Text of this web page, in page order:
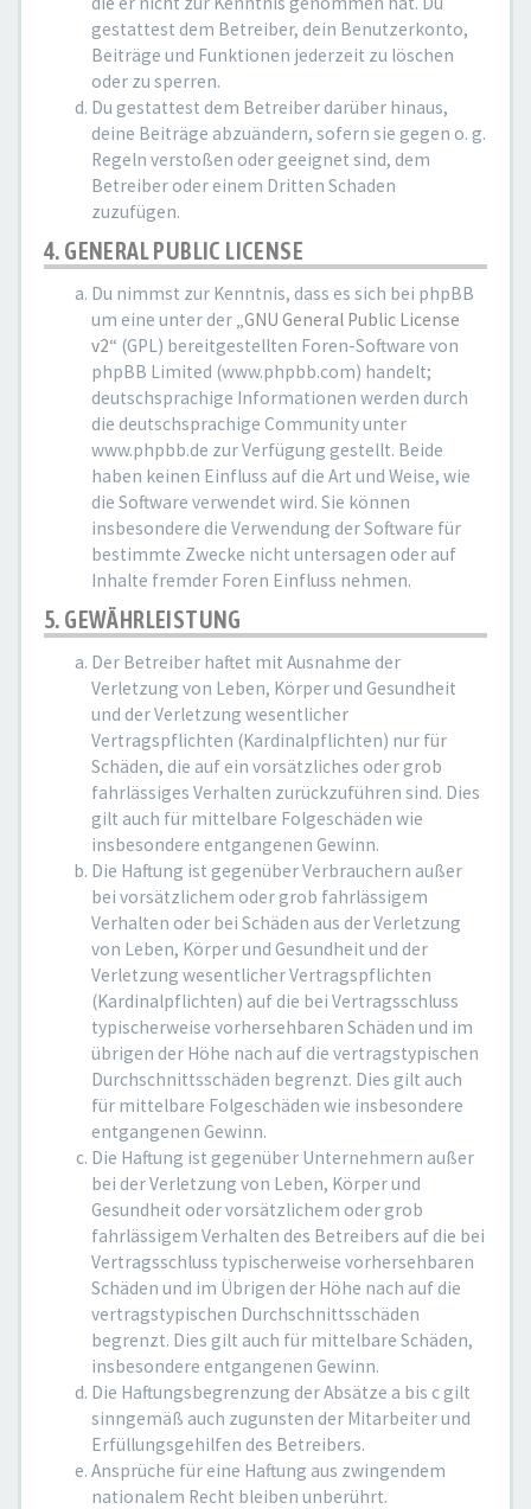
gestattest dem Betreiber, dein Benutzerkonto,
Beiträge und Funktionen jederzeit zu löschen
oder zu sperren.
Du gestattest dem Betreiber darüber hinaus,
deine Beiträge abzuändern, sofern sie gegen o. g.
Regeln verstoßen oder geeignet sind, dem
Betreiber oder einem Dritten Schaden
zuzufügen.
4. GENERAL PUBLIC LICENSE
Du nimmst zur Kenntnis, dass es sich bei phpBB
um eine unter der „GNU General Public License
v2“ (GPL) bereitgestellten Foren-Software von
phpBB Limited (www.phpbb.com) handelt;
deutschsprachige Informationen werden durch
die deutschsprachige Community unter
www.phpbb.de zur Verfügung gestellt. Beide
haben keinen Einfluss auf die Art und Weise, wie
die Software verwendet wird. Sie können
insbesondere die Verwendung der Software für
bestimmte Zwecke nicht untersagen oder auf
Inhalte fremder Foren Einfluss nehmen.
5. GEWÄHRLEISTUNG
Der Betreiber haftet mit Ausnahme der
Verletzung von Leben, Körper und Gesundheit
und der Verletzung wesentlicher
Vertragspflichten (Kardinalpflichten) nur für
Schäden, die auf ein vorsätzliches oder grob
fahrlässiges Verhalten zurückzuführen sind. Dies
gilt auch für mittelbare Folgeschäden wie
insbesondere entgangenen Gewinn.
Die Haftung ist gegenüber Verbrauchern außer
bei vorsätzlichem oder grob fahrlässigem
Verhalten oder bei Schäden aus der Verletzung
von Leben, Körper und Gesundheit und der
Verletzung wesentlicher Vertragspflichten
(Kardinalpflichten) auf die bei Vertragsschluss
typischerweise vorhersehbaren Schäden und im
übrigen der Höhe nach auf die vertragstypischen
Durchschnittsschäden begrenzt. Dies gilt auch
für mittelbare Folgeschäden wie insbesondere
entgangenen Gewinn.
Die Haftung ist gegenüber Unternehmern außer
bei der Verletzung von Leben, Körper und
Gesundheit oder vorsätzlichem oder grob
fahrlässigem Verhalten des Betreibers auf die bei
Vertragsschluss typischerweise vorhersehbaren
Schäden und im Übrigen der Höhe nach auf die
vertragstypischen Durchschnittsschäden
begrenzt. Dies gilt auch für mittelbare Schäden,
insbesondere entgangenen Gewinn.
Die Haftungsbegrenzung der Absätze a bis c gilt
sinngemäß auch zugunsten der Mitarbeiter und
Erfüllungsgehilfen des Betreibers.
Ansprüche für eine Haftung aus zwingendem
nationalem Recht bleiben unberührt.